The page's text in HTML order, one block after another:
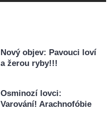
Nový objev: Pavouci loví
a žerou ryby!!!
Osminozí lovci:
Varování! Arachnofóbie